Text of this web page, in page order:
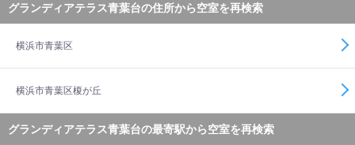
グランディアテラス青葉台の住所から空室を再検索
横浜市青葉区
横浜市青葉区榎が丘
グランディアテラス青葉台の最寄駅から空室を再検索